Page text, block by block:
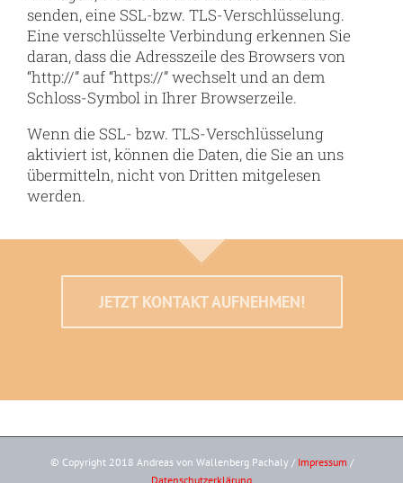
senden, eine SSL-bzw. TLS-Verschlüsselung.
Eine verschlüsselte Verbindung erkennen Sie
daran, dass die Adresszeile des Browsers von
“http://” auf “https://” wechselt und an dem
Schloss-Symbol in Ihrer Browserzeile.
Wenn die SSL- bzw. TLS-Verschlüsselung
aktiviert ist, können die Daten, die Sie an uns
übermitteln, nicht von Dritten mitgelesen
werden.
JETZT KONTAKT AUFNEHMEN!
© Copyright 2018 Andreas von Wallenberg Pachaly / Impressum /
Datenschutzerklärung